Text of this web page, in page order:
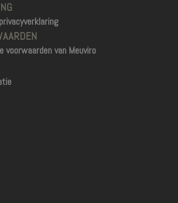
voorwaarden van Meuviro